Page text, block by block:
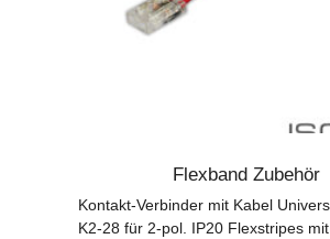
Flexband Zubehör
Kontakt-Verbinder mit Kabel
K2-28 für 2-pol. IP20 Flexstripes